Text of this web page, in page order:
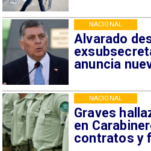
Alvarado
anuncia
NACIONAL
Graves
en
contratos y
NACIONAL